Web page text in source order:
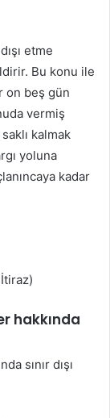
etme
Bu konu ile
on beş gün
vermiş
kalmak
yoluna
kadar
İtiraz)
hakkında
sınır dışı